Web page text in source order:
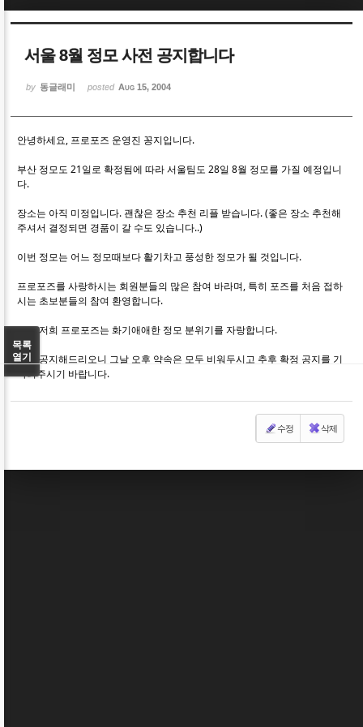
서울 8월 정모 사전 공지합니다
by 동글래미 posted Aug 15, 2004
안녕하세요, 프로포즈 운영진 꽁지입니다.
부산 정모도 21일로 확정됨에 따라 서울팀도 28일 8월 정모를 가질 예정입니
다.
장소는 아직 미정입니다. 괜찮은 장소 추천 리플 받습니다. (좋은 장소 추천해
주셔서 결정되면 경품이 갈 수도 있습니다..)
이번 정모는 어느 정모때보다 활기차고 풍성한 정모가 될 것입니다.
프로포즈를 사랑하시는 회원분들의 많은 참여 바라며, 특히 포즈를 처음 접하
시는 초보분들의 참여 환영합니다.
항상 저희 프로포즈는 화기애애한 정모 분위기를 자랑합니다.
미리 공지해드리오니 그날 오후 약속은 모두 비워두시고 추후 확정 공지를 기
다려주시기 바랍니다.
수정 삭제
목록
열기
Sketchbook5, 스케치북5
Sketchbook5, 스케치북5
Sketchbook5, 스케치북5
Sketchbook5, 스케치북5